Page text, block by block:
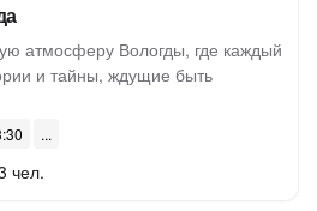
атмосферу Вологды, где каждый
и тайны, ждущие быть
чел.